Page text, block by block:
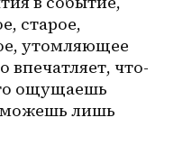
старое,
утомляющее
впечатляет, что-
ощущаешь
можешь лишь